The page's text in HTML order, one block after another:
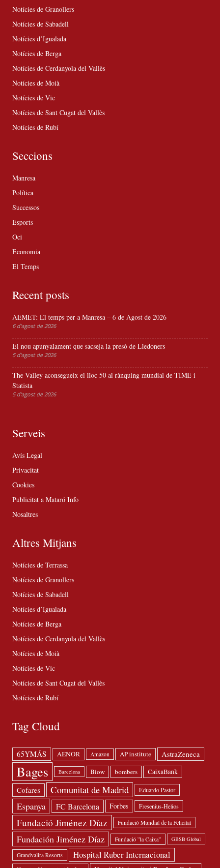
Notícies de Granollers
Notícies de Sabadell
Notícies d’Igualada
Notícies de Berga
Notícies de Cerdanyola del Vallès
Notícies de Moià
Notícies de Vic
Notícies de Sant Cugat del Vallès
Notícies de Rubí
Seccions
Manresa
Política
Successos
Esports
Oci
Economia
El Temps
Recent posts
AEMET: El temps per a Manresa – 6 de Agost de 2026
6 d'agost de 2026
El nou apunyalament que sacseja la presó de Lledoners
5 d'agost de 2026
The Valley aconsegueix el lloc 50 al rànquing mundial de TIME i
Statista
5 d'agost de 2026
Serveis
Avís Legal
Privacitat
Cookies
Publicitat a Mataró Info
Nosaltres
Altres Mitjans
Notícies de Terrassa
Notícies de Granollers
Notícies de Sabadell
Notícies d’Igualada
Notícies de Berga
Notícies de Cerdanyola del Vallès
Notícies de Moià
Notícies de Vic
Notícies de Sant Cugat del Vallès
Notícies de Rubí
Tag Cloud
65YMÁS AENOR Amazon AP institute AstraZeneca
Bages Barcelona Biow bombers CaixaBank
Cofares Comunitat de Madrid Eduardo Pastor
Espanya FC Barcelona Forbes Fresenius-Helios
Fundació Jiménez Díaz Fundació Mundial de la Felicitat
Fundación Jiménez Díaz Fundació ”la Caixa” GBSB Global
Grandvalira Resorts Hospital Ruber Internacional